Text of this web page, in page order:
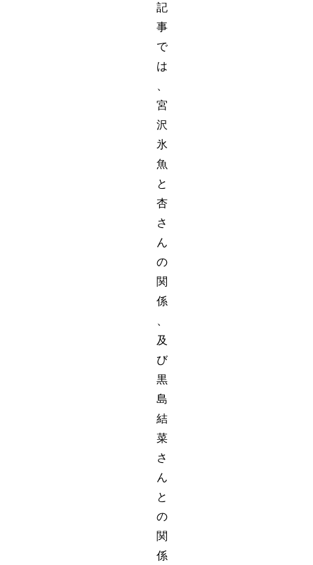
記
事
で
は
宮
沢
氷
魚
と
杏
さ
ん
の
関
係
及
び
黒
島
結
菜
さ
ん
と
の
関
係